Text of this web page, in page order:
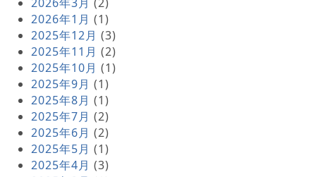
2026年1月 (1)
2025年12月 (3)
2025年11月 (2)
2025年10月 (1)
2025年9月 (1)
2025年8月 (1)
2025年7月 (2)
2025年6月 (2)
2025年5月 (1)
2025年4月 (3)